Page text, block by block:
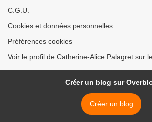
C.G.U.
Cookies et données personnelles
Préférences cookies
Voir le profil de Catherine-Alice Palagret sur
Créer un blog sur
Créer un blog